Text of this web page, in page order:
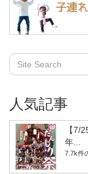
人気記事
【7/
年...
7.7k件